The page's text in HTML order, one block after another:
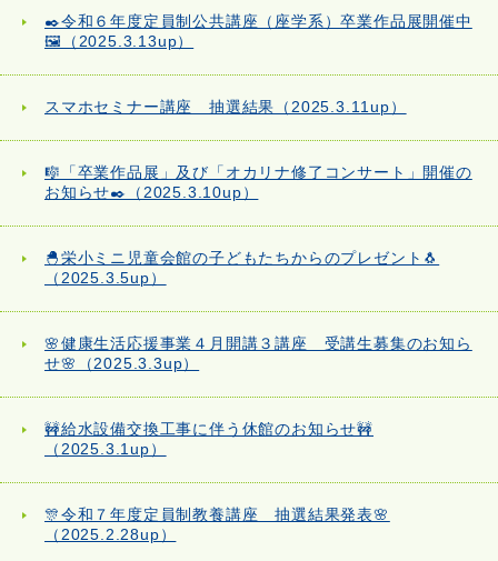
✒️令和６年度定員制公共講座（座学系）卒業作品展開催中
🖼️（2025.3.13up）
スマホセミナー講座 抽選結果（2025.3.11up）
🎼「卒業作品展」及び「オカリナ修了コンサート」開催の
お知らせ✒️（2025.3.10up）
🐣栄小ミニ児童会館の子どもたちからのプレゼント🐧
（2025.3.5up）
🌸健康生活応援事業４月開講３講座 受講生募集のお知ら
せ🌸（2025.3.3up）
🚧給水設備交換工事に伴う休館のお知らせ🚧
（2025.3.1up）
🎊令和７年度定員制教養講座 抽選結果発表🌸
（2025.2.28up）